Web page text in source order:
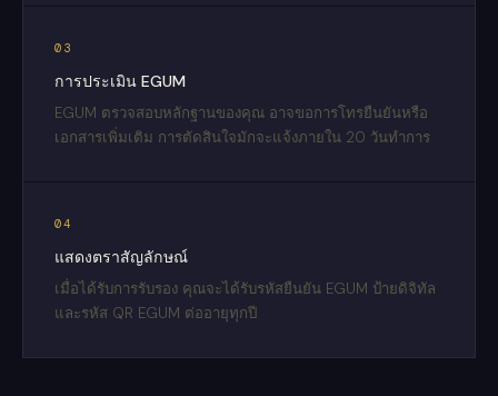
03
การประเมิน EGUM
EGUM ตรวจสอบหลักฐานของคุณ อาจขอการโทรยืนยันหรือ
เอกสารเพิ่มเติม การตัดสินใจมักจะแจ้งภายใน 20 วันทำการ
04
แสดงตราสัญลักษณ์
เมื่อได้รับการรับรอง คุณจะได้รับรหัสยืนยัน EGUM ป้ายดิจิทัล
และรหัส QR EGUM ต่ออายุทุกปี